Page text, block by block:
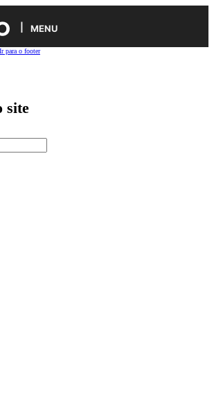
MENU
Ir para o footer
site